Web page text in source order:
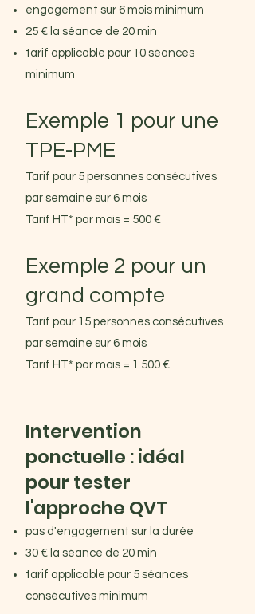
engagement sur 6 mois minimum
25 € la séance de 20 min
tarif applicable pour 10 séances
minimum
Exemple 1 pour une
TPE-PME
Tarif pour 5 personnes consécutives
par semaine sur 6 mois
Tarif HT* par mois = 500 €
Exemple 2 pour un
grand compte
Tarif pour 15 personnes consécutives
par semaine sur 6 mois
Tarif HT* par mois = 1 500 €
Intervention
ponctuelle : idéal
pour tester
l'approche QVT
pas d'engagement sur la durée
30 € la séance de 20 min
tarif applicable pour 5 séances
consécutives minimum